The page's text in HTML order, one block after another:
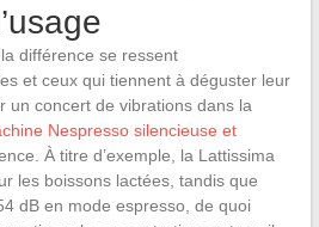
différence se ressent
et ceux qui tiennent à déguster leur
un concert de vibrations dans la
Nespresso silencieuse et
À titre d’exemple, la Lattissima
les boissons lactées, tandis que
dB en mode espresso, de quoi